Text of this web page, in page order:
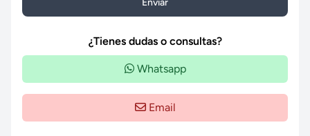
¿Tienes dudas o consultas?
Whatsapp
Email